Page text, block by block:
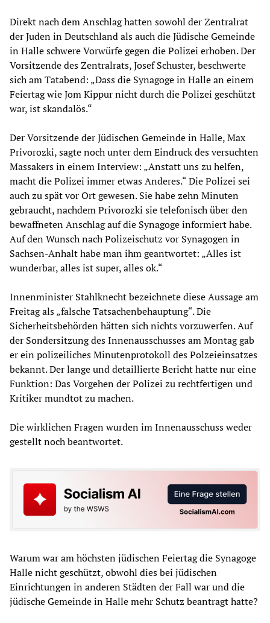
Direkt nach dem Anschlag hatten sowohl der Zentralrat
der Juden in Deutschland als auch die Jüdische Gemeinde
in Halle schwere Vorwürfe gegen die Polizei erhoben. Der
Vorsitzende des Zentralrats, Josef Schuster, beschwerte
sich am Tatabend: „Dass die Synagoge in Halle an einem
Feiertag wie Jom Kippur nicht durch die Polizei geschützt
war, ist skandalös.“
Der Vorsitzende der Jüdischen Gemeinde in Halle, Max
Privorozki, sagte noch unter dem Eindruck des versuchten
Massakers in einem Interview: „Anstatt uns zu helfen,
macht die Polizei immer etwas Anderes.“ Die Polizei sei
auch zu spät vor Ort gewesen. Sie habe zehn Minuten
gebraucht, nachdem Privorozki sie telefonisch über den
bewaffneten Anschlag auf die Synagoge informiert habe.
Auf den Wunsch nach Polizeischutz vor Synagogen in
Sachsen-Anhalt habe man ihm geantwortet: „Alles ist
wunderbar, alles ist super, alles ok.“
Innenminister Stahlknecht bezeichnete diese Aussage am
Freitag als „falsche Tatsachenbehauptung“. Die
Sicherheitsbehörden hätten sich nichts vorzuwerfen. Auf
der Sondersitzung des Innenausschusses am Montag gab
er ein polizeiliches Minutenprotokoll des Polzeieinsatzes
bekannt. Der lange und detaillierte Bericht hatte nur eine
Funktion: Das Vorgehen der Polizei zu rechtfertigen und
Kritiker mundtot zu machen.
Die wirklichen Fragen wurden im Innenausschuss weder
gestellt noch beantwortet.
Warum war am höchsten jüdischen Feiertag die Synagoge
Halle nicht geschützt, obwohl dies bei jüdischen
Einrichtungen in anderen Städten der Fall war und die
jüdische Gemeinde in Halle mehr Schutz beantragt hatte?